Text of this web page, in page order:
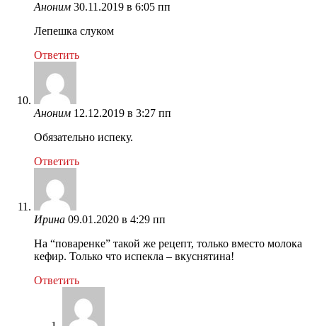
Аноним 30.11.2019 в 6:05 пп
Лепешка слуком
Ответить
Аноним 12.12.2019 в 3:27 пп
Обязательно испеку.
Ответить
Ирина 09.01.2020 в 4:29 пп
На “поваренке” такой же рецепт, только вместо молока
кефир. Только что испекла – вкуснятина!
Ответить